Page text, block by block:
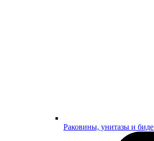
Раковины, унитазы и биде